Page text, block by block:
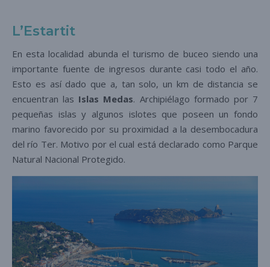
L’Estartit
En esta localidad abunda el turismo de buceo siendo una
importante fuente de ingresos durante casi todo el año.
Esto es así dado que a, tan solo, un km de distancia se
encuentran las Islas Medas. Archipiélago formado por 7
pequeñas islas y algunos islotes que poseen un fondo
marino favorecido por su proximidad a la desembocadura
del río Ter. Motivo por el cual está declarado como Parque
Natural Nacional Protegido.